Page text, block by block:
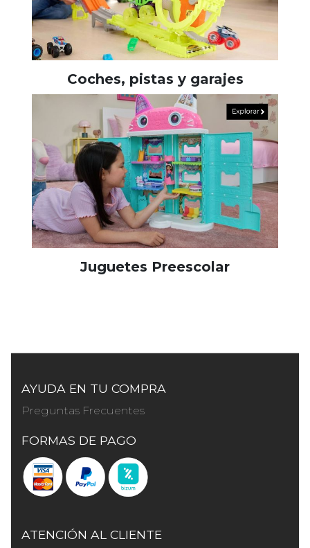
Coches, pistas y garajes
Juguetes Preescolar
AYUDA EN TU COMPRA
Preguntas Frecuentes
FORMAS DE PAGO
ATENCIÓN AL CLIENTE